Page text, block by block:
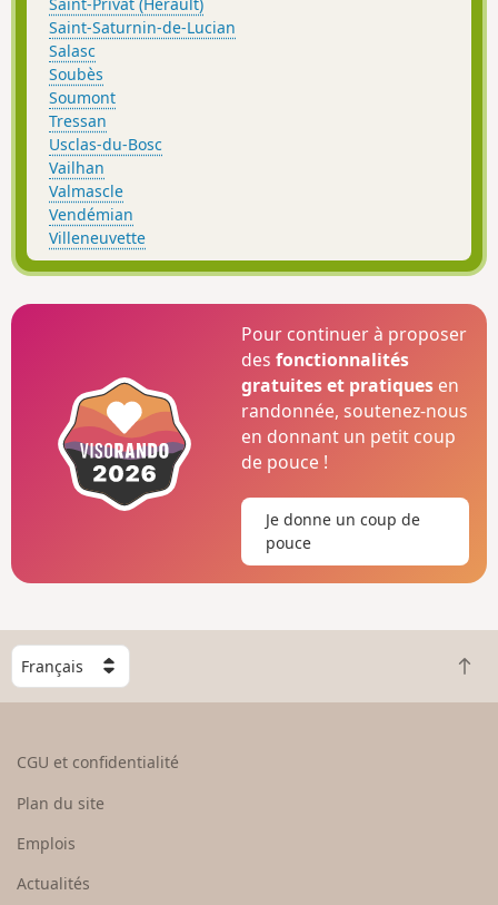
Saint-Saturnin-de-Lucian
Salasc
Soubès
Soumont
Tressan
Usclas-du-Bosc
Vailhan
Valmascle
Vendémian
Villeneuvette
Pour continuer à proposer
desfonctionnalités
gratuites et pratiques en
randonnée, soutenez-nous
en donnant un petit coup
de pouce !
Je donne un coup de
pouce
C
h
o
e
u
R
e
CGU et confidentialité
Plan du site
Emplois
Actualités